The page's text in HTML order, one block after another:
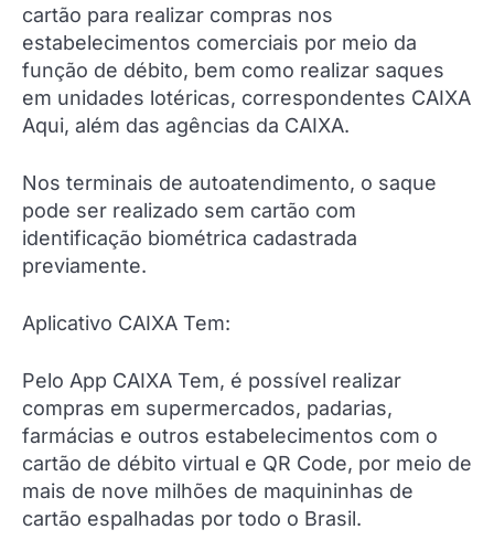
cartão para realizar compras nos
estabelecimentos comerciais por meio da
função de débito, bem como realizar saques
em unidades lotéricas, correspondentes CAIXA
Aqui, além das agências da CAIXA.
Nos terminais de autoatendimento, o saque
pode ser realizado sem cartão com
identificação biométrica cadastrada
previamente.
Aplicativo CAIXA Tem:
Pelo App CAIXA Tem, é possível realizar
compras em supermercados, padarias,
farmácias e outros estabelecimentos com o
cartão de débito virtual e QR Code, por meio de
mais de nove milhões de maquininhas de
cartão espalhadas por todo o Brasil.